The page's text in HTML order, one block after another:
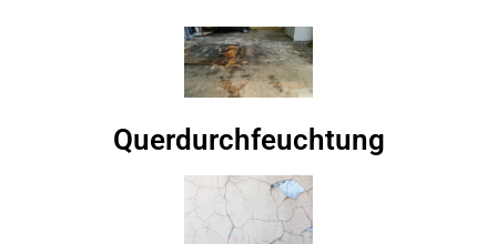
Querdurchfeuchtung